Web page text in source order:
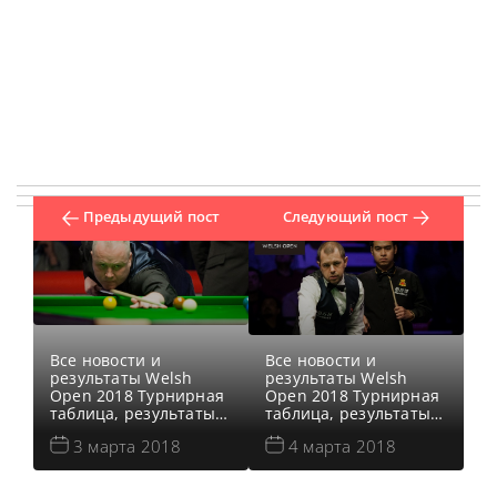
Предыдущий пост
Все новости и
результаты Welsh
Open 2018 Турнирная
таблица, результаты
Welsh Open 2018
Онлайн трансляции
Welsh Open 2018
3 марта 2018
Следующий пост
Все новости и
результаты Welsh
Open 2018 Турнирная
таблица, результаты
Welsh Open 2018
Онлайн трансляции
Welsh Open 2018
4 марта 2018